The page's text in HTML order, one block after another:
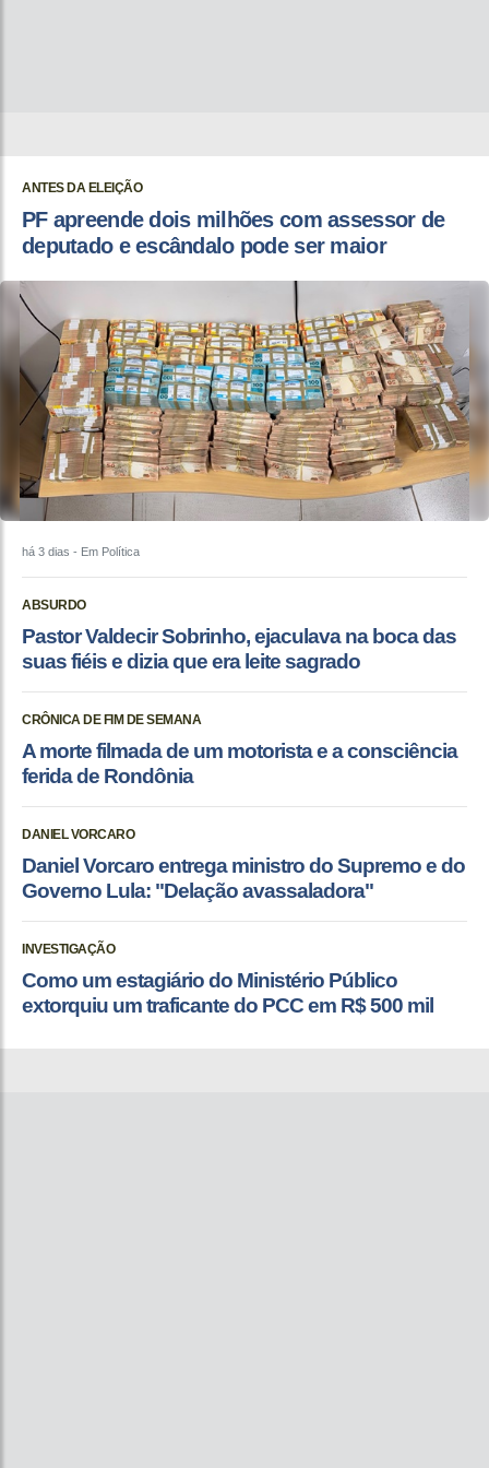
ANTES DA ELEIÇÃO
PF apreende dois milhões com assessor de
deputado e escândalo pode ser maior
há 3 dias - Em Política
ABSURDO
Pastor Valdecir Sobrinho, ejaculava na boca das
suas fiéis e dizia que era leite sagrado
CRÔNICA DE FIM DE SEMANA
A morte filmada de um motorista e a consciência
ferida de Rondônia
DANIEL VORCARO
Daniel Vorcaro entrega ministro do Supremo e do
Governo Lula: "Delação avassaladora"
INVESTIGAÇÃO
Como um estagiário do Ministério Público
extorquiu um traficante do PCC em R$ 500 mil